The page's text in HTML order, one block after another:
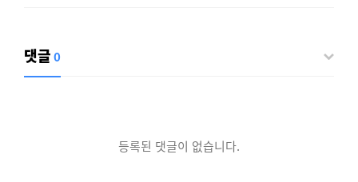
댓글0
등록된 댓글이 없습니다.